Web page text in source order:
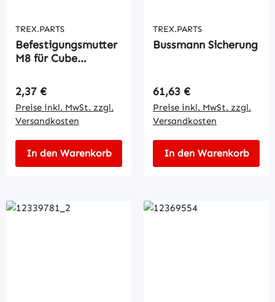
TREX.PARTS
Befestigungsmutter
M8 für Cube
Regulärer Preis:
2,37 €
Preise inkl. MwSt. zzgl.
Versandkosten
In den Warenkorb
TREX.PARTS
Bussmann Sicherung
Regulärer Preis:
61,63 €
Preise inkl. MwSt. zzgl.
Versandkosten
In den Warenkorb